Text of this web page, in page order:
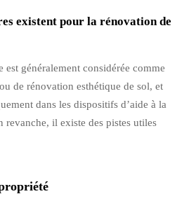
existent pour la rénovation de
généralement considérée comme
de rénovation esthétique de sol, et
dans les dispositifs d’aide à la
revanche, il existe des pistes utiles